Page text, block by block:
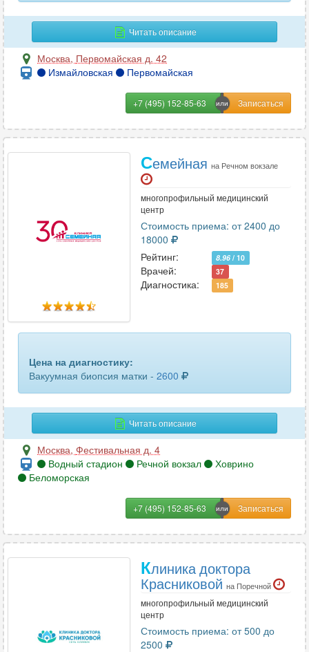
Читать описание
Москва, Первомайская д. 42
Измайловская
Первомайская
+7 (495) 152-85-63
Семейная на Речном вокзале
многопрофильный медицинский
центр
Стоимость приема: от 2400 до
18000
Рейтинг:
8.96 / 10
Врачей: 37
Диагностика: 185
Цена на диагностику:
Вакуумная биопсия матки - 2600
Читать описание
Москва, Фестивальная д. 4
Водный стадион
Речной вокзал
Ховрино
Беломорская
+7 (495) 152-85-63
Клиника доктора
Красниковой на Поречной
многопрофильный медицинский
центр
Стоимость приема: от 500 до
2500